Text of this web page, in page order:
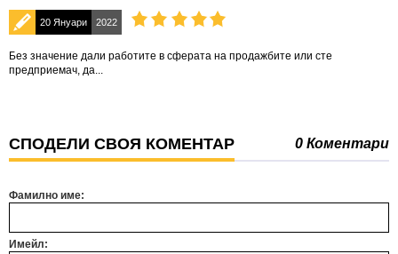
20 Януари 2022
Без значение дали работите в сферата на продажбите или сте
предприемач, да...
СПОДЕЛИ СВОЯ КОМЕНТАР 0 Коментари
Фамилно име:
Имейл: